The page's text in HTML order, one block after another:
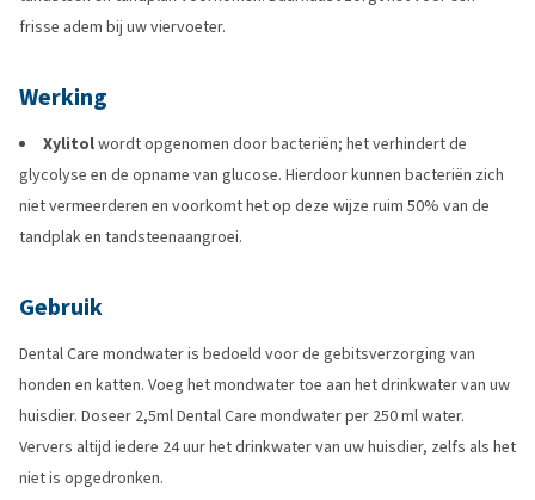
frisse adem bij uw viervoeter.
Werking
Xylitolwordt opgenomen door bacteriën; het verhindert de
glycolyse en de opname van glucose. Hierdoor kunnen bacteriën zich
niet vermeerderen en voorkomt het op deze wijze ruim 50% van de
tandplak en tandsteenaangroei.
Gebruik
Dental Care mondwater is bedoeld voor de gebitsverzorging van
honden en katten. Voeg het mondwater toe aan het drinkwater van uw
huisdier. Doseer 2,5ml Dental Care mondwater per 250 ml water.
Ververs altijd iedere 24 uur het drinkwater van uw huisdier, zelfs als het
niet is opgedronken.